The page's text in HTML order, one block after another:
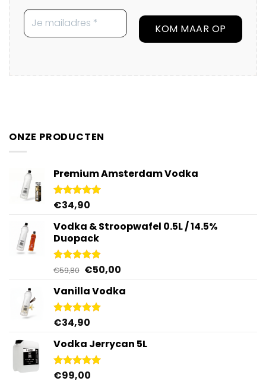
ONZE PRODUCTEN
Premium Amsterdam Vodka
Gewaardeerd
€34,90
Vodka & Stroopwafel 0.5L / 14.5%
Duopack
Gewaardeerd
€59,80 Oorspronkelijke
was:
€59,80.
€50,00Huidige
is:
Vanilla Vodka
Gewaardeerd
€34,90
Vodka Jerrycan 5L
Gewaardeerd
€99,00